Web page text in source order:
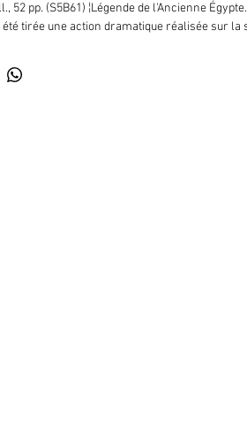
52 pp. (S5B61) ¦Légende de l'Ancienne
été tirée une action dramatique réalisée sur la
Marinelli et interprétée par les danses de La
chef d'orchestre et Madame Cernusco